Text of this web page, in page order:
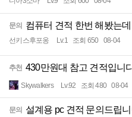
문의 컴퓨터 견적 한번 해봤는
선키스후포옹 Lv.1 조회 650 08-04
추천 430만원대 참고 견적입니
Skywalkers Lv.92 조회 480 08-04
문의 설계용 pc 견적 문의드립